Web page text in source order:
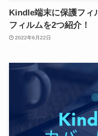
Kindle端末に保護フィ
フィルムを2つ紹介！
2022年6月22日